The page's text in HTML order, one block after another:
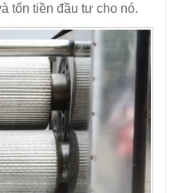
tốn tiền đầu tư cho nó.